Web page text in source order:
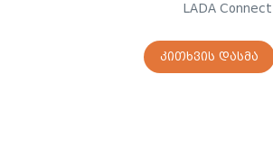
LADA Connect
ᲙᲘᲗᲮᲕᲘᲡ ᲓᲐᲡᲛᲐ